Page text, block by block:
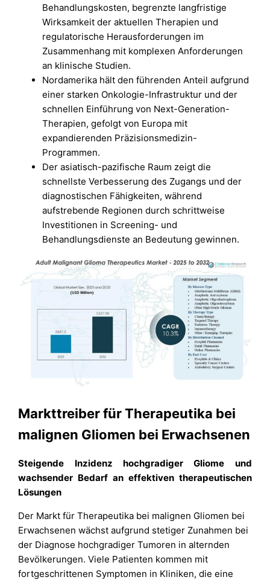
Behandlungskosten, begrenzte langfristige
Wirksamkeit der aktuellen Therapien und
regulatorische Herausforderungen im
Zusammenhang mit komplexen Anforderungen
an klinische Studien.
Nordamerika hält den führenden Anteil aufgrund
einer starken Onkologie-Infrastruktur und der
schnellen Einführung von Next-Generation-
Therapien, gefolgt von Europa mit
expandierenden Präzisionsmedizin-
Programmen.
Der asiatisch-pazifische Raum zeigt die
schnellste Verbesserung des Zugangs und der
diagnostischen Fähigkeiten, während
aufstrebende Regionen durch schrittweise
Investitionen in Screening- und
Behandlungsdienste an Bedeutung gewinnen.
Markttreiber für Therapeutika bei
malignen Gliomen bei Erwachsenen
Steigende Inzidenz hochgradiger Gliome und
wachsender Bedarf an effektiven therapeutischen
Lösungen
Der Markt für Therapeutika bei malignen Gliomen bei
Erwachsenen wächst aufgrund stetiger Zunahmen bei
der Diagnose hochgradiger Tumoren in alternden
Bevölkerungen. Viele Patienten kommen mit
fortgeschrittenen Symptomen in Kliniken, die eine